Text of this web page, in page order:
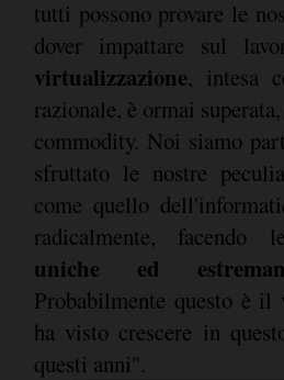
tutti possono provare le
dover impattare sul
virtualizzazione, intesa
razionale, è ormai
commodity. Noi siamo
sfruttato le nostre
come quello
radicalmente, facendo
uniche ed
Probabilmente questo è il
ha visto crescere in
questi anni".